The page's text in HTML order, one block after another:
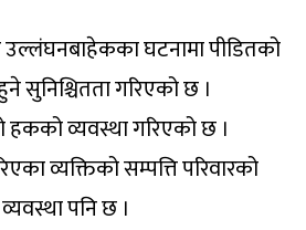
उल्लंघनबाहेकका घटनामा पीडितको
सुनिश्चितता गरिएको छ ।
व्यवस्था गरिएको छ ।
व्यक्तिको सम्पत्ति परिवारको
पनि छ ।